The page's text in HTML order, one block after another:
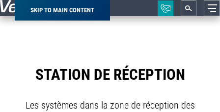
SKIP TO MAIN CONTENT
Breadcrumb
STATION DE RÉCEPTION
Les systèmes dans la zone de réception des